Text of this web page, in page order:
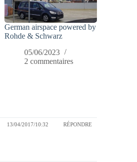
German airspace powered by
Rohde & Schwarz
05/06/2023
2 commentaires
13/04/2017/10:32 RÉPONDRE